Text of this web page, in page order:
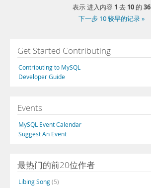
表示 进入内容 1 去 10的 36
下一步 10 较早的记录 »
Get Started Contributing
Contributing to MySQL
Developer Guide
Events
MySQL Event Calendar
Suggest An Event
最热门的前20位作者
Libing Song(5)